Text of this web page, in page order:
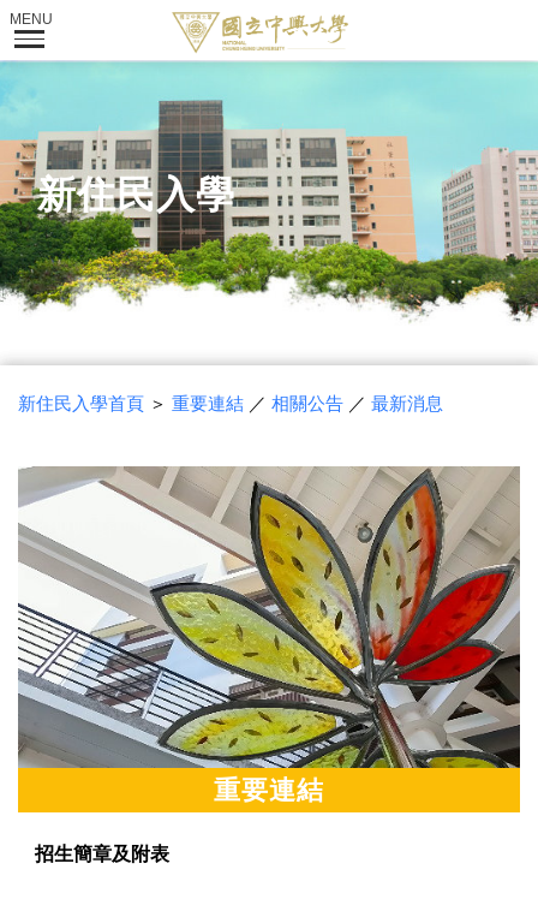
新住民入學
新住民入學首頁＞ 重要連結／ 相關公告／ 最新消息
重要連結
招生簡章及附表